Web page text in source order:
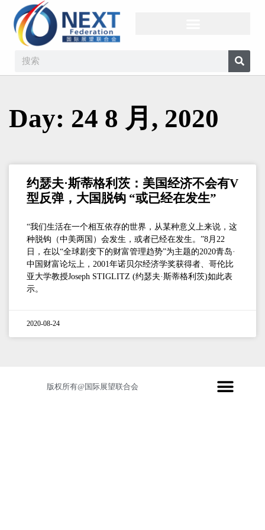
Day: 24 8 月, 2020
约瑟夫·斯蒂格利茨：美国经济不会有V
型反弹，大国脱钩 “或已经在发生”
“我们生活在一个相互依存的世界，从某种意义上来说，这
种脱钩（中美两国）会发生，或者已经在发生。”8月22
日，在以“全球剧变下的财富管理趋势”为主题的2020青岛·
中国财富论坛上，2001年诺贝尔经济学奖获得者、哥伦比
亚大学教授Joseph STIGLITZ (约瑟夫·斯蒂格利茨)如此表
示。
2020-08-24
版权所有@国际展望联合会